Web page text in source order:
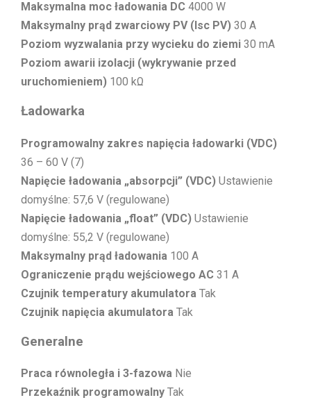
Maksymalna moc ładowania DC 4000 W
Maksymalny prąd zwarciowy PV (Isc PV) 30 A
Poziom wyzwalania przy wycieku do ziemi 30 mA
Poziom awarii izolacji (wykrywanie przed
uruchomieniem) 100 kΩ
Ładowarka
Programowalny zakres napięcia ładowarki (VDC)
36 – 60 V (7)
Napięcie ładowania „absorpcji” (VDC) Ustawienie
domyślne: 57,6 V (regulowane)
Napięcie ładowania „float” (VDC) Ustawienie
domyślne: 55,2 V (regulowane)
Maksymalny prąd ładowania 100 A
Ograniczenie prądu wejściowego AC 31 A
Czujnik temperatury akumulatora Tak
Czujnik napięcia akumulatora Tak
Generalne
Praca równoległa i 3-fazowa Nie
Przekaźnik programowalny Tak